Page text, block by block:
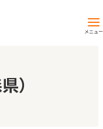
メニュー
）